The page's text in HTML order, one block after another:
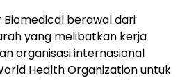
Biomedical berawal dari
yang melibatkan kerja
organisasi internasional
Health Organization untuk